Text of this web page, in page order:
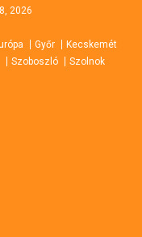
2026
Győr
Kecskemét
Szoboszló Szolnok